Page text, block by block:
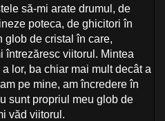
să-mi arate drumul, de
poteca, de ghicitori în
glob de cristal în care,
întrezăresc viitorul. Mintea
lor, ba chiar mai mult decât a
pe mine, am încredere în
sunt propriul meu glob de
văd viitorul.